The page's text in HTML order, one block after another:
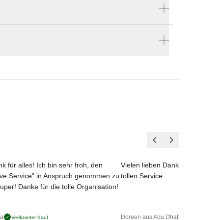
für alles! Ich bin sehr froh, den
Service" in Anspruch genommen zu
Danke für die tolle Organisation!
Verifizierter Kauf
Vielen lieben Dank für das
tollen Service.
Doreen aus Abu Dhabi